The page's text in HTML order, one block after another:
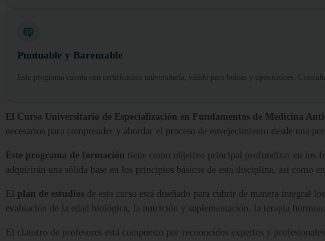
Puntuable y Baremable
Este programa cuenta con certificación universitaria, válido para bolsas y oposiciones.
El Curso Universitario de Especialización en Fundamentos de Medicina
necesarios para comprender y abordar el proceso de envejecimiento desde una
Este programa de formación tiene como objetivo principal profundizar en los
adquirirán una sólida base en los principios básicos de esta disciplina, así como
El plan de estudios de este curso está diseñado para cubrir de manera integral
evaluación de la edad biológica, la nutrición y suplementación, la terapia
El claustro de profesores está compuesto por reconocidos expertos y